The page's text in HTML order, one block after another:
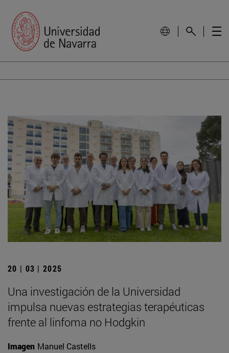
20 | 03 | 2025
Una investigación de la Universidad
impulsa nuevas estrategias terapéuticas
frente al linfoma no Hodgkin
Imagen Manuel Castells